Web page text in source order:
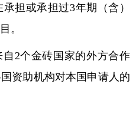
承担或承担过3年期（含）
。
自 2个金砖国家的外方合作
资助机构对本国申请人的